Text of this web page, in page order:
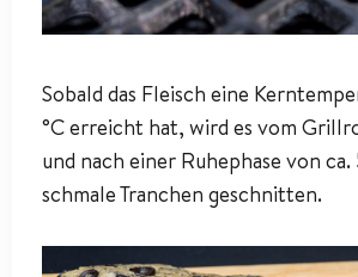
Sobald das Fleisch eine
°C erreicht hat, wird es vom
und nach einer Ruhephase von
schmale Tranchen geschnitten.